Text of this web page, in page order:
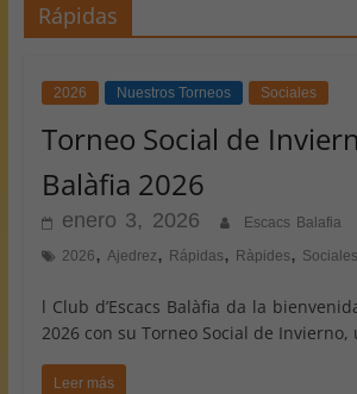
Rápidas
2026 Nuestros Torneos Sociales
Torneo Social de
Balàfia 2026
enero 3, 2026 Escacs Balafia
2026, Ajedrez, Rápidas, Ràpides, Sociales
l Club d’Escacs Balàfia da la
2026 con su Torneo Social de Invierno,
Leer más